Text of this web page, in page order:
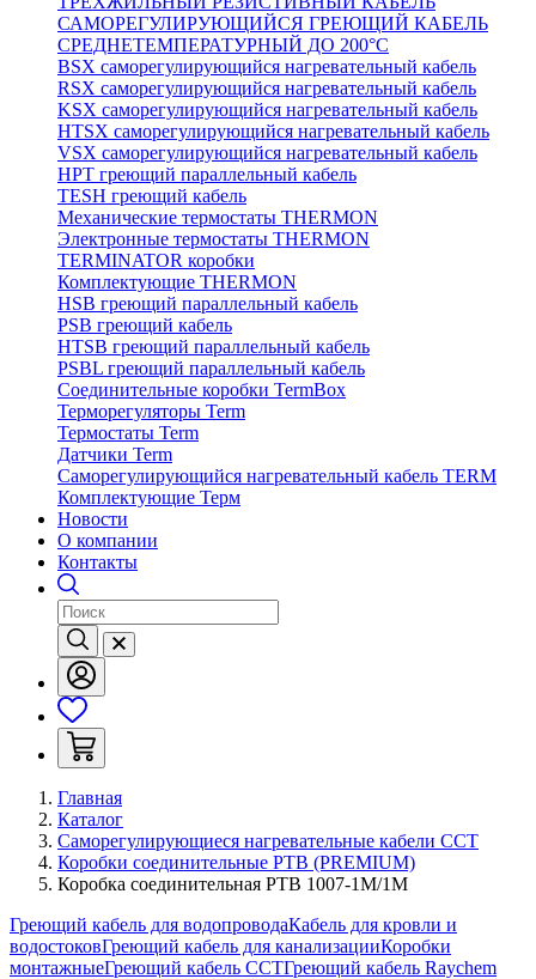
САМОРЕГУЛИРУЮЩИЙСЯ ГРЕЮЩИЙ КАБЕЛЬ
СРЕДНЕТЕМПЕРАТУРНЫЙ ДО 200°С
BSX саморегулирующийся нагревательный кабель
RSX саморегулирующийся нагревательный кабель
KSX саморегулирующийся нагревательный кабель
HTSX саморегулирующийся нагревательный кабель
VSX саморегулирующийся нагревательный кабель
НРТ греющий параллельный кабель
TESH греющий кабель
Механические термостаты THERMON
Электронные термостаты THERMON
TERMINATOR коробки
Комплектующие THERMON
HSB греющий параллельный кабель
PSB греющий кабель
HTSB греющий параллельный кабель
PSBL греющий параллельный кабель
Соединительные коробки TermBox
Терморегуляторы Term
Термостаты Term
Датчики Term
Саморегулирующийся нагревательный кабель TERM
Комплектующие Терм
Новости
О компании
Контакты
Главная
Каталог
Саморегулирующиеся нагревательные кабели ССТ
Коробки соединительные РТВ (PREMIUM)
Коробка соединительная РТВ 1007-1М/1М
Греющий кабель для водопроводаКабель для кровли и
водостоковГреющий кабель для канализацииКоробки
монтажныеГреющий кабель ССТГреющий кабель Raychem